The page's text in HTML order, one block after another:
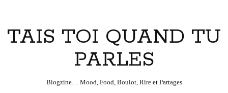
TAIS TOI QUAND TU
PARLES
Blogzine… Mood, Food, Boulot, Rire et Partages